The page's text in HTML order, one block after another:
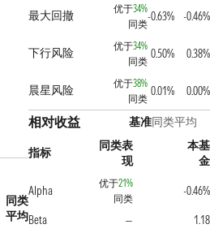
同类
平均
最大回撤 优于34%
同类
-0.63% -0.46%
下行风险 优于34%
同类
0.50% 0.38%
晨星风险 优于38%
同类
0.01% 0.00%
相对收益 基准同类平均
指标
同类表
现
本基
金
Alpha
优于21%
同类
-0.46%
Beta
—
1.18